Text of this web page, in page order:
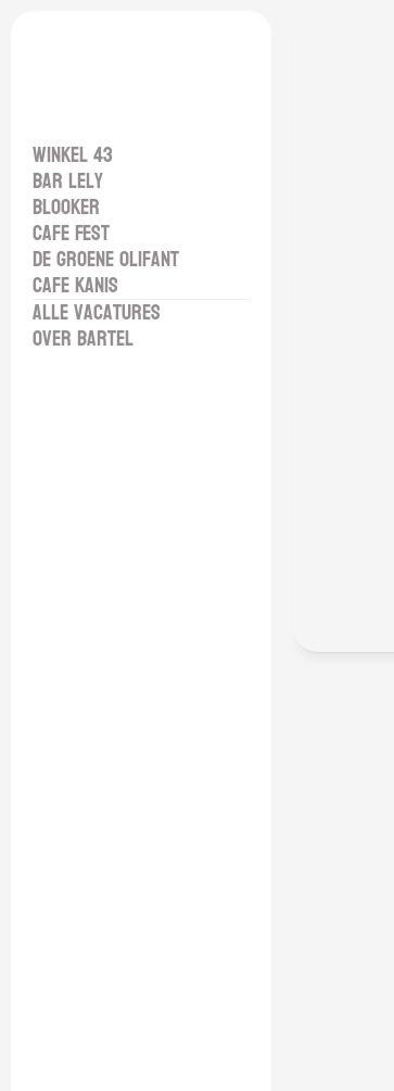
Winkel 43
Bar Lely
Blooker
Cafe Fest
De Groene Olifant
Cafe Kanis
Alle vacatures
Over Bartel